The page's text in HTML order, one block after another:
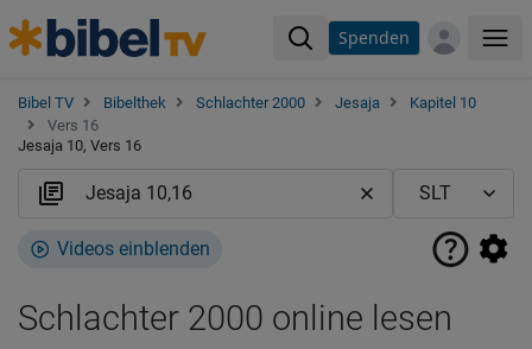
Spenden
Bibel TV Bibelthek Schlachter 2000 Jesaja
Kapitel 10
Vers 16
Jesaja 10, Vers 16
Videos einblenden
Schlachter 2000 online lesen